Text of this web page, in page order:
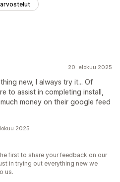
20. elokuu 2025
new, I always try it... Of
to assist in completing install,
money on their google feed
2025
first to share your feedback on our
in trying out everything new we
us.